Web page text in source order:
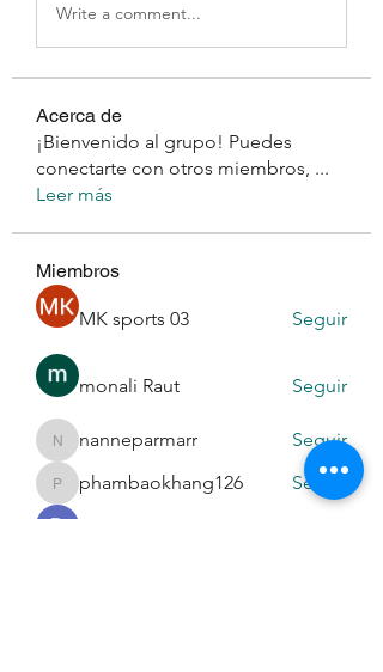
Write a comment...
Acerca de
¡Bienvenido al grupo! Puedes
conectarte con otros miembros, ...
Leer más
Miembros
MK sports 03 Seguir
monali Raut Seguir
nanneparmarr
nanneparmarr Seguir
phambaokhang126
phambaokhang126 Seguir